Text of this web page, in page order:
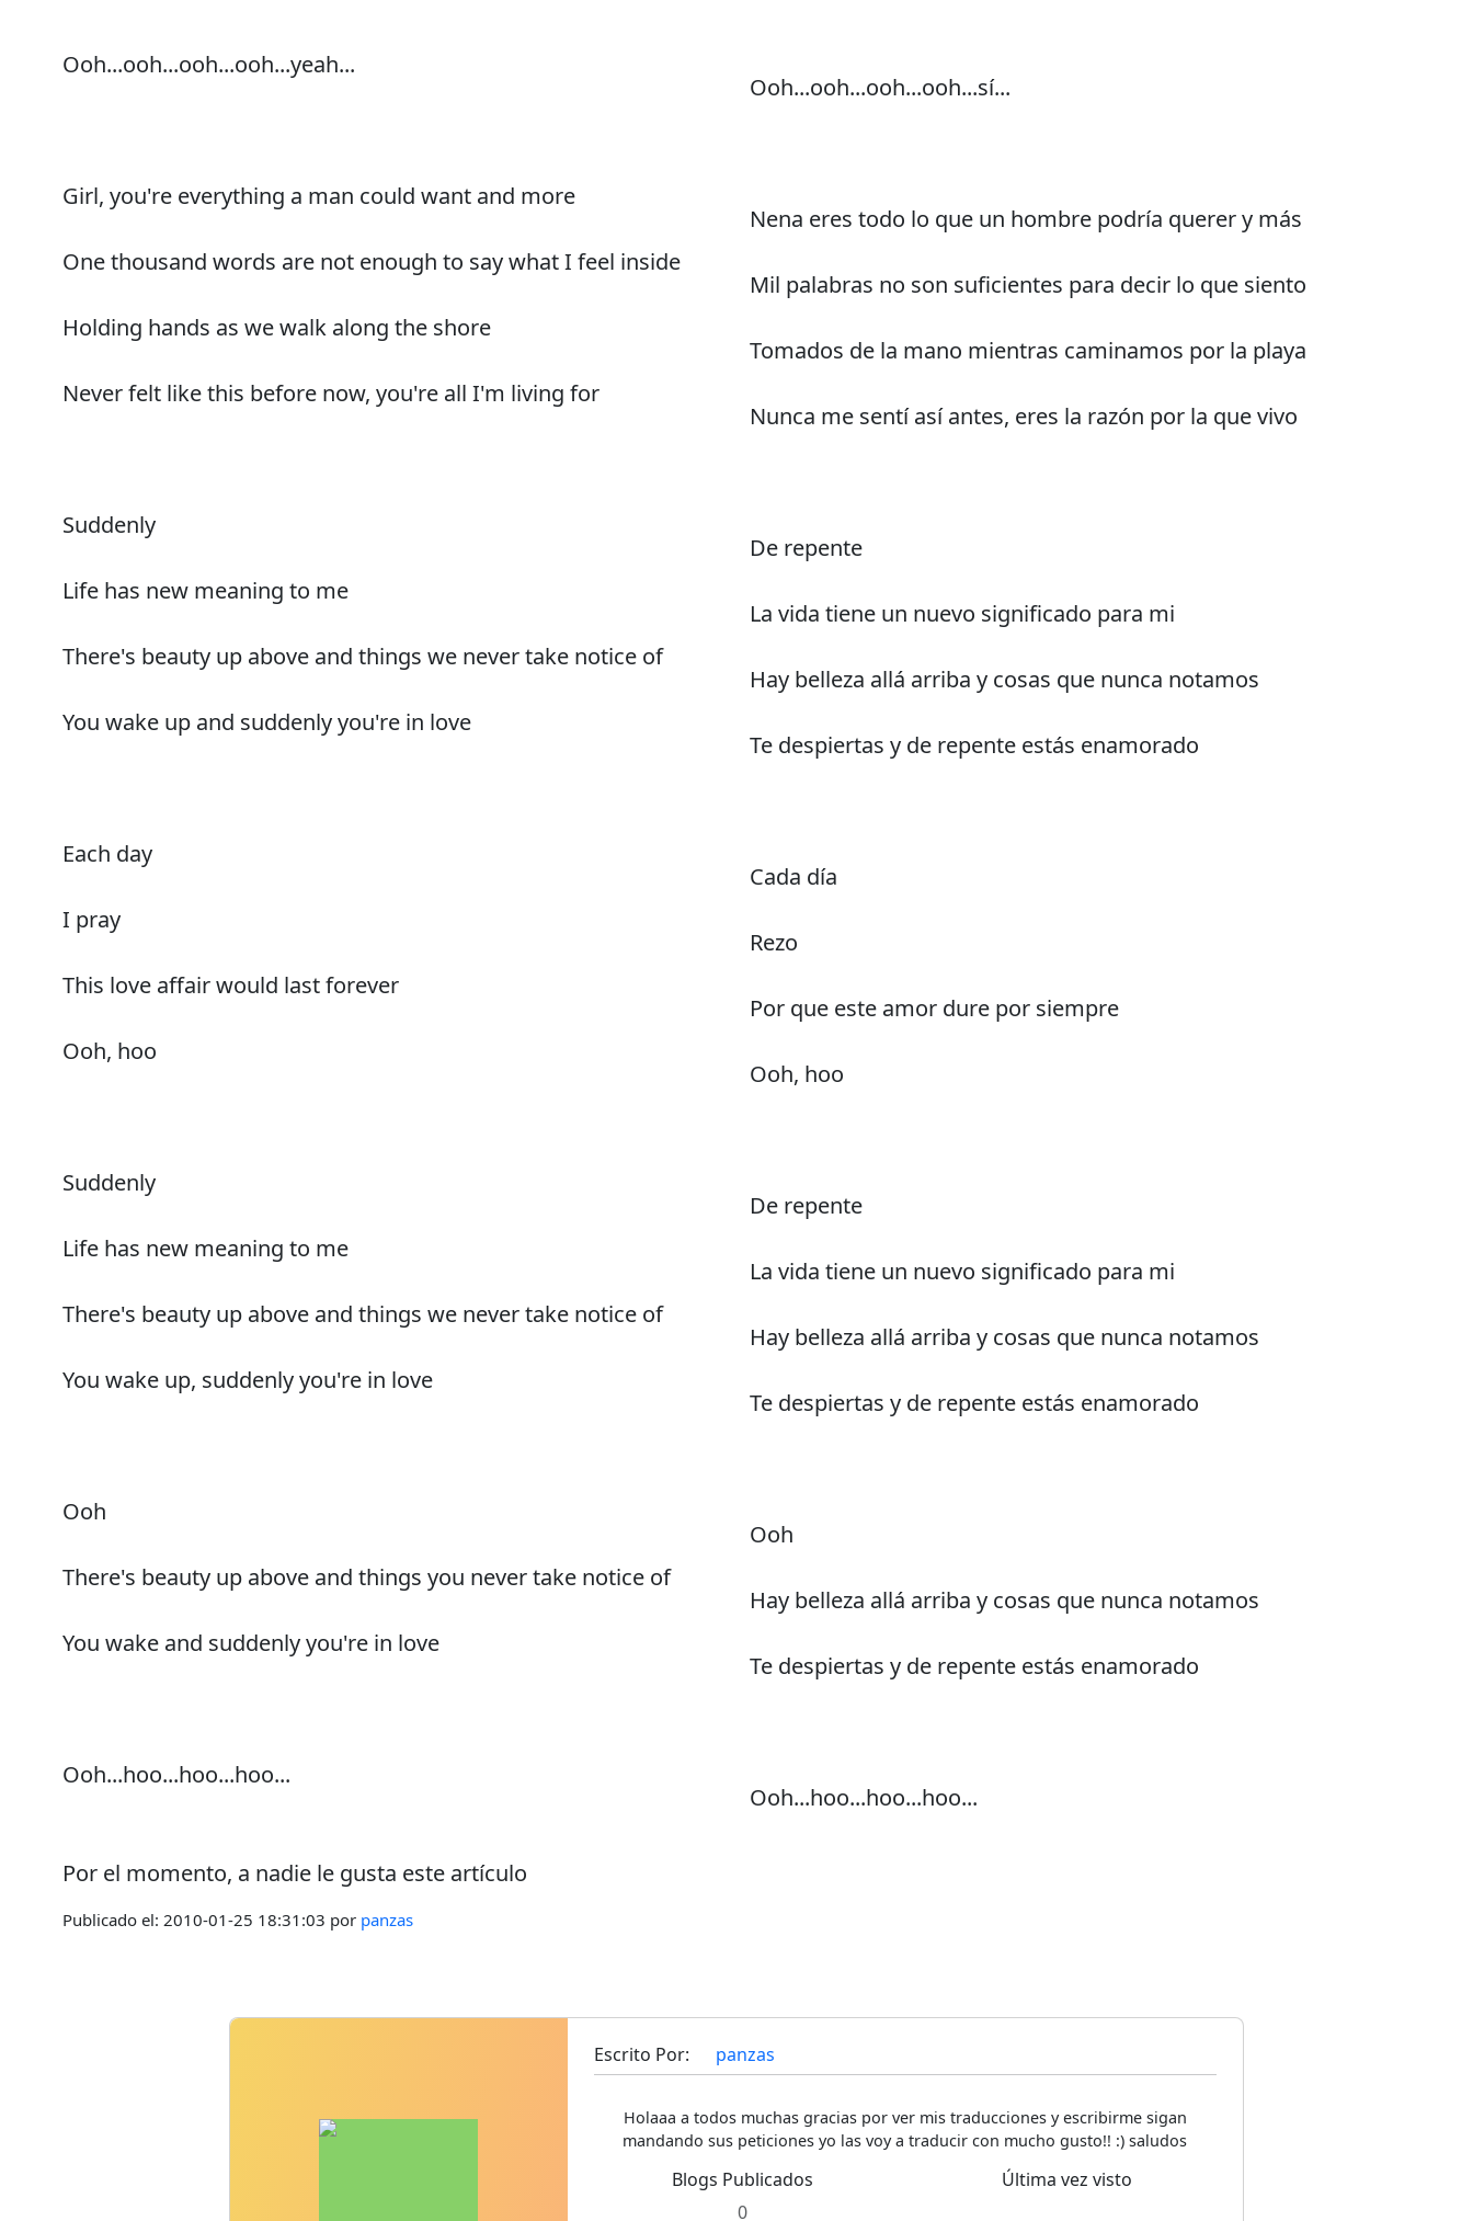
Ooh...ooh...ooh...ooh...yeah...
Girl, you're everything a man could want and more
One thousand words are not enough to say what I feel inside
Holding hands as we walk along the shore
Never felt like this before now, you're all I'm living for
Suddenly
Life has new meaning to me
There's beauty up above and things we never take notice of
You wake up and suddenly you're in love
Each day
I pray
This love affair would last forever
Ooh, hoo
Suddenly
Life has new meaning to me
There's beauty up above and things we never take notice of
You wake up, suddenly you're in love
Ooh
There's beauty up above and things you never take notice of
You wake and suddenly you're in love
Ooh...hoo...hoo...hoo...
Por el momento, a nadie le gusta este artículo
Publicado el: 2010-01-25 18:31:03 por panzas
Ooh...ooh...ooh...ooh...sí...
Nena eres todo lo que un hombre podría querer y más
Mil palabras no son suficientes para decir lo que siento
Tomados de la mano mientras caminamos por la playa
Nunca me sentí así antes, eres la razón por la que vivo
De repente
La vida tiene un nuevo significado para mi
Hay belleza allá arriba y cosas que nunca notamos
Te despiertas y de repente estás enamorado
Cada día
Rezo
Por que este amor dure por siempre
Ooh, hoo
De repente
La vida tiene un nuevo significado para mi
Hay belleza allá arriba y cosas que nunca notamos
Te despiertas y de repente estás enamorado
Ooh
Hay belleza allá arriba y cosas que nunca notamos
Te despiertas y de repente estás enamorado
Ooh...hoo...hoo...hoo...
Escrito Por: panzas
Holaaa a todos muchas gracias por ver mis traducciones y escribirme sigan
mandando sus peticiones yo las voy a traducir con mucho gusto!! :) saludos
Blogs Publicados
0
Última vez visto